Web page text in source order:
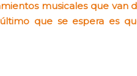
musicales que van
que se espera es